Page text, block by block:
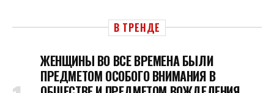
В ТРЕНДЕ
ЖЕНЩИНЫ ВО ВСЕ ВРЕМЕНА БЫЛИ
ПРЕДМЕТОМ ОСОБОГО ВНИМАНИЯ В